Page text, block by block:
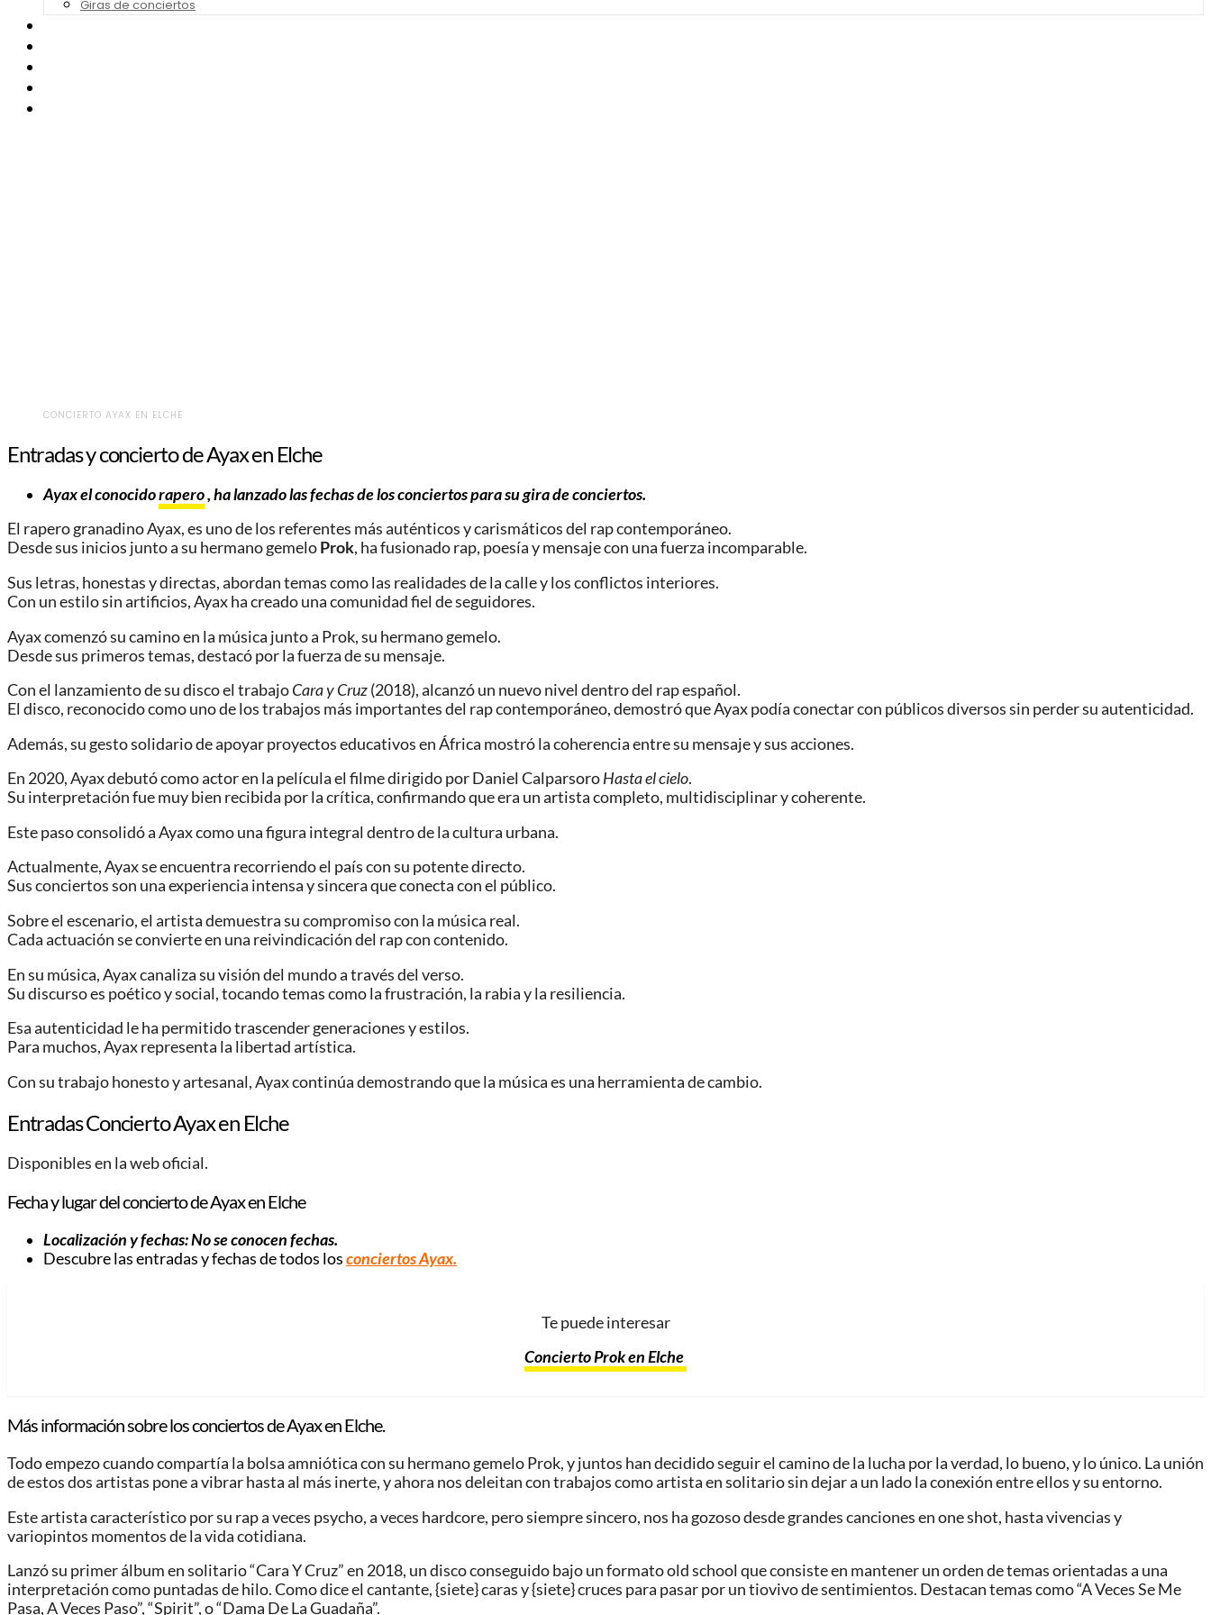
Giras de conciertos
CONCIERTO AYAX EN ELCHE
Entradas y concierto de Ayax en Elche
Ayax el conocidorapero, ha lanzado las fechas de los conciertos para su gira de conciertos.
El rapero granadino Ayax, es uno de los referentes más auténticos y carismáticos del rap contemporáneo.
Desde sus inicios junto a su hermano gemeloProk, ha fusionado rap, poesía y mensaje con una fuerza incomparable.
Sus letras, honestas y directas, abordan temas como las realidades de la calle y los conflictos interiores.
Con un estilo sin artificios, Ayax ha creado una comunidad fiel de seguidores.
Ayax comenzó su camino en la música junto a Prok, su hermano gemelo.
Desde sus primeros temas, destacó por la fuerza de su mensaje.
Con el lanzamiento de su disco el trabajoCara y Cruz(2018), alcanzó un nuevo nivel dentro del rap español.
El disco, reconocido como uno de los trabajos más importantes del rap contemporáneo, demostró que Ayax podía conectar con públicos diversos sin perder su autenticidad.
Además, su gesto solidario de apoyar proyectos educativos en África mostró la coherencia entre su mensaje y sus acciones.
En 2020, Ayax debutó como actor en la película el filme dirigido por Daniel CalparsoroHasta el cielo.
Su interpretación fue muy bien recibida por la crítica, confirmando que era un artista completo, multidisciplinar y coherente.
Este paso consolidó a Ayax como una figura integral dentro de la cultura urbana.
Actualmente, Ayax se encuentra recorriendo el país con su potente directo.
Sus conciertos son una experiencia intensa y sincera que conecta con el público.
Sobre el escenario, el artista demuestra su compromiso con la música real.
Cada actuación se convierte en una reivindicación del rap con contenido.
En su música, Ayax canaliza su visión del mundo a través del verso.
Su discurso es poético y social, tocando temas como la frustración, la rabia y la resiliencia.
Esa autenticidad le ha permitido trascender generaciones y estilos.
Para muchos, Ayax representa la libertad artística.
Con su trabajo honesto y artesanal, Ayax continúa demostrando que la música es una herramienta de cambio.
Entradas Concierto Ayax en Elche
Disponibles en la web oficial.
Fecha y lugar del concierto de Ayax en Elche
Localización y fechas: No se conocen fechas.
Descubre las entradas y fechas de todos losconciertos Ayax.
Te puede interesar
Concierto Prok en Elche
Más información sobre los conciertos de Ayax en Elche.
Todo empezo cuando compartía la bolsa amniótica con su hermano gemelo Prok, y juntos han decidido seguir el camino de la lucha por la verdad, lo bueno, y lo único. La unión
de estos dos artistas pone a vibrar hasta al más inerte, y ahora nos deleitan con trabajos como artista en solitario sin dejar a un lado la conexión entre ellos y su entorno.
Este artista característico por su rap a veces psycho, a veces hardcore, pero siempre sincero, nos ha gozoso desde grandes canciones en one shot, hasta vivencias y
variopintos momentos de la vida cotidiana.
Lanzó su primer álbum en solitario “Cara Y Cruz” en 2018, un disco conseguido bajo un formato old school que consiste en mantener un orden de temas orientadas a una
interpretación como puntadas de hilo. Como dice el cantante, {siete} caras y {siete} cruces para pasar por un tiovivo de sentimientos. Destacan temas como “A Veces Se Me
Pasa, A Veces Paso”, “Spirit”, o “Dama De La Guadaña”.